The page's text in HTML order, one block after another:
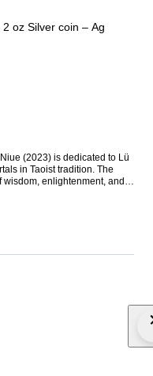
oz Silver coin – Ag
(2023) is dedicated to Lü
in Taoist tradition. The
enlightenment, and
2 oz (62.2 g) — Face
— Diameter: approx.
shown with his mystical
enhances depth and
Relief collector coin struck
or slight relief-edge